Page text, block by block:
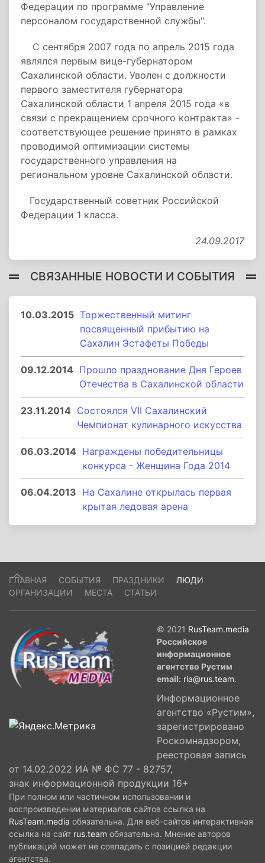
Федерации по программе "Управление
персоналом государственной службы".
С сентября 2007 года по апрель 2015 года
являлся первым вице-губернатором
Сахалинской области. Уволен с должности
первого заместителя губернатора
Сахалинской области 1 апреля 2015 года «в
связи с прекращением срочного контракта» -
соответствующее решение принято в рамках
проводимой оптимизации системы
государственного управления на
региональном уровне Сахалинской области.
Государственный советник Российской
Федерации 1 класса.
24.09.2017
СВЯЗАННЫЕ НОВОСТИ И СОБЫТИЯ
10.03.2015 Торжественный митинг
посвященный прибытию на
Сахалин Эстафеты Победы
09.12.2014 Прошло празднование Дня Героев
Отечества в Сахалинской области
23.11.2014 Состоялся VII Сахалинский
Чемпионат кулинарного искусства
06.03.2014 Награждены победительницы
конкурса - Женщина Года 2014
06.04.2013 На Сахалине открылась первая
крытая ледовая арена
ГЛАВНАЯ СОБЫТИЯ ПРАЗДНИКИ
ЛЮДИ
ОРГАНИЗАЦИИ
МЕСТА СТАТЬИ
© 2021 RusTeam.media
Российское
информационное
агентство Рустим
email: ria@rus.team.
Информационное
агентство «Рустим»,
зарегистрировано
Роскомнадзором,
реестровая запись
от 14.02.2022 ИА № ФС 77 - 82757,
знак информационной продукции 16+
При полном или частичном использовании и
воспроизведении материалов сайтов ссылка на
RusTeam.media обязательна. Для веб-сайтов интерактивная
ссылка на сайт rus.team обязательна. Мнение авторов
публикаций может не совпадать с позицией редакции
агентства.